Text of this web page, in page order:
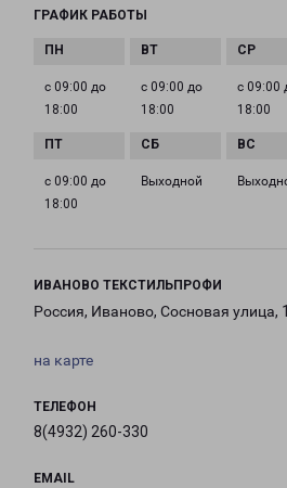
ГРАФИК РАБОТЫ
с 09:00 до
18:00
с 09:00 до
18:00
с 09:00
18:00
с 09:00 до
18:00
Выходной
ИВАНОВО ТЕКСТИЛЬПРОФИ
Россия, Иваново, Сосновая улица,
на карте
ТЕЛЕФОН
8(4932) 260-330
EMAIL